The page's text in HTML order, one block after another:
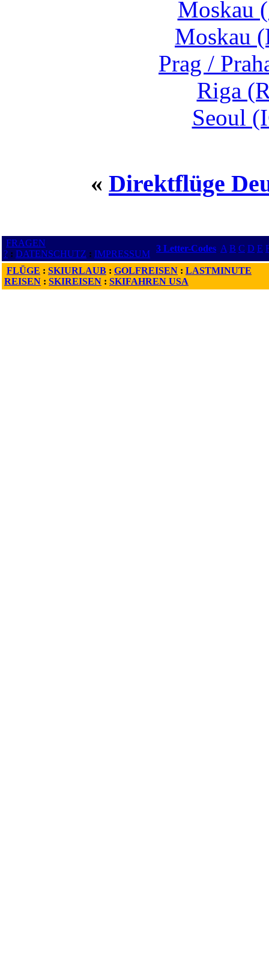
Moskau
Moskau
Prag /
Riga
Seoul
« Direktflüge
FRAGEN
? : DATENSCHUTZ : IMPRESSUM
3 Letter-Codes A B C D E
FLÜGE : SKIURLAUB : GOLFREISEN : LASTMINUTE
REISEN : SKIREISEN : SKIFAHREN USA